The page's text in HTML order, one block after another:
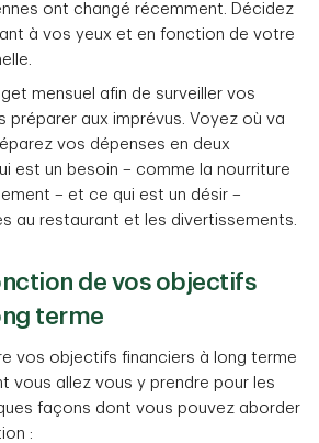
ont changé récemment. Décidez
à vos yeux et en fonction de votre
mensuel afin de surveiller vos
préparer aux imprévus. Voyez où va
vos dépenses en deux
est un besoin – comme la nourriture
– et ce qui est un désir –
au restaurant et les divertissements.
de vos objectifs
terme
vos objectifs financiers à long terme
vous allez vous y prendre pour les
façons dont vous pouvez aborder
: